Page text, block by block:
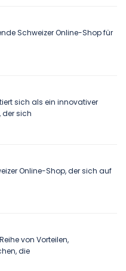
Schweizer Online-Shop für
sich als ein innovativer
der sich
Online-Shop, der sich auf
von Vorteilen,
die